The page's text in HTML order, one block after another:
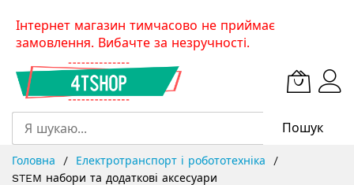
SkipІнтернет магазин тимчасово не приймає
замовлення. Вибачте за незручності.
Пошук
Головна
Електротранспорт і робототехніка
STEM набори та додаткові аксесуари